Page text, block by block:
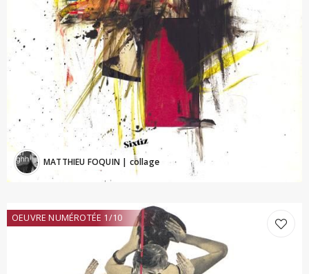
MATTHIEU FOQUIN | collage
OEUVRE NUMÉROTÉE 1/10